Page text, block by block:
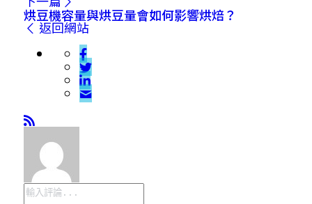
烘豆機容量與烘豆量會如何影響烘焙？
返回網站